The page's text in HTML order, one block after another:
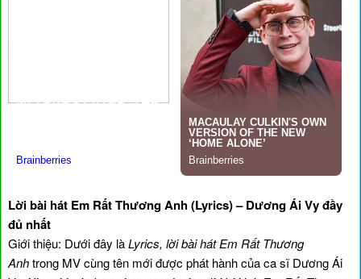
Lời bài hát Em Rất Thương Anh (Lyrics) – Dương Ái Vy đầy
đủ nhất
Giới thiệu: Dưới đây làLyrics, lời bài hát Em Rất Thương
Anhtrong MV cùng tên mới được phát hành của ca sĩ Dương Ái